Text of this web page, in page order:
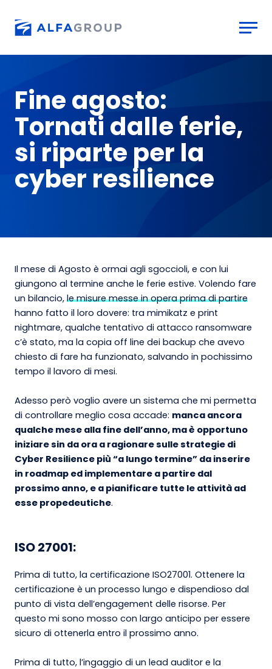
Fine agosto:
Tornati dalle ferie,
si riparte per la
cyber resilience
Il mese di Agosto è ormai agli sgoccioli, e con lui
giungono al termine anche le ferie estive. Volendo fare
un bilancio, le misure messe in opera prima di partire
hanno fatto il loro dovere: tra mimikatz e print
nightmare, qualche tentativo di attacco ransomware
c’è stato, ma la copia off line dei backup che avevo
chiesto di fare ha funzionato, salvando in pochissimo
tempo il lavoro di mesi.
Adesso però voglio avere un sistema che mi permetta
di controllare meglio cosa accade: manca ancora
qualche mese alla fine dell’anno, ma è opportuno
iniziare sin da ora a ragionare sulle strategie di
Cyber Resilience più “a lungo termine” da inserire
in roadmap ed implementare a partire dal
prossimo anno, e a pianificare tutte le attività ad
esse propedeutiche.
ISO 27001:
Prima di tutto, la certificazione ISO27001. Ottenere la
certificazione è un processo lungo e dispendioso dal
punto di vista dell’engagement delle risorse. Per
questo mi sono mosso con largo anticipo per essere
sicuro di ottenerla entro il prossimo anno.
Prima di tutto, l’ingaggio di un lead auditor e la